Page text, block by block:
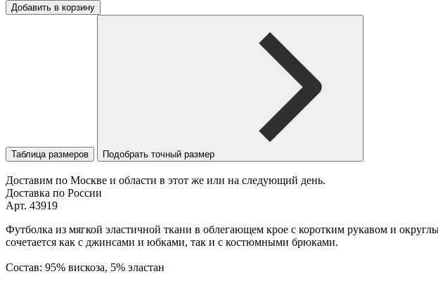
Добавить в корзину
Таблица размеров Подобрать точный размер
Доставим по Москве и области в этот же или на следующий день.
Доставка по России
Арт. 43919
Футболка из мягкой эластичной ткани в облегающем крое с коротким рукавом и
сочетается как с джинсами и юбками, так и с костюмными брюками.
Состав: 95% вискоза, 5% эластан